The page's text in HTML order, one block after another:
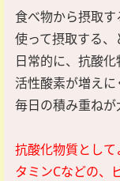
食べ物から摂取
使って摂取する、
日常的に、抗酸化
活性酸素が増えに
毎日の積み重ねが
抗酸化物質とし
タミンCなどの、